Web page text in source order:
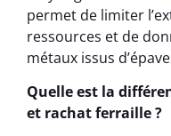
permet de limiter
ressources et de
métaux issus
Quelle est la
et rachat ferraille ?